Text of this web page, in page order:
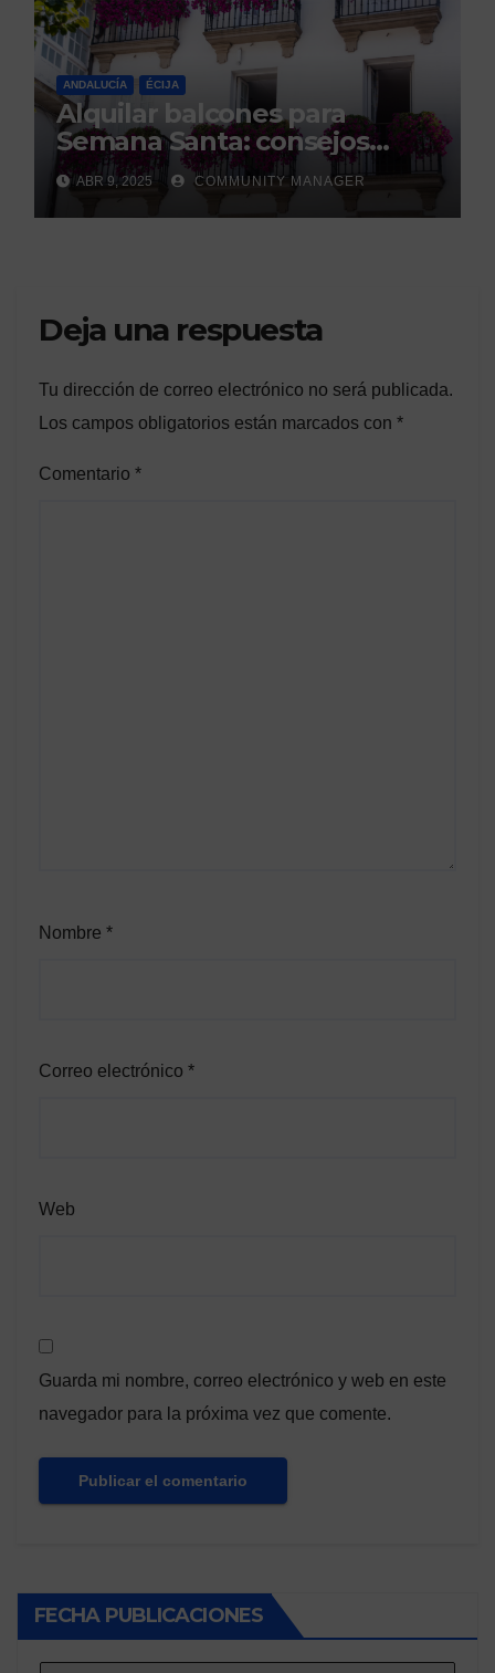
ANDALUCÍA ÉCIJA
Alquilar balcones para
Semana Santa: consejos
legales de la Asociación
Española de Consumidores.
ABR 9, 2025 COMMUNITY MANAGER
Deja una respuesta
Tu dirección de correo electrónico no será publicada.
Los campos obligatorios están marcados con *
Comentario *
Nombre *
Correo electrónico *
Web
Guarda mi nombre, correo electrónico y web en este
navegador para la próxima vez que comente.
FECHA PUBLICACIONES